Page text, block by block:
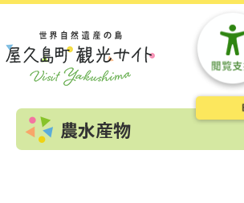
農水産物